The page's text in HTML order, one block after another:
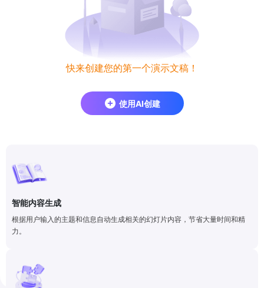
快来创建您的第一个演示文稿！
使用AI创建
智能内容生成
根据用户输入的主题和信息自动生成相关的幻灯片内容，节省大量时间和精
力。